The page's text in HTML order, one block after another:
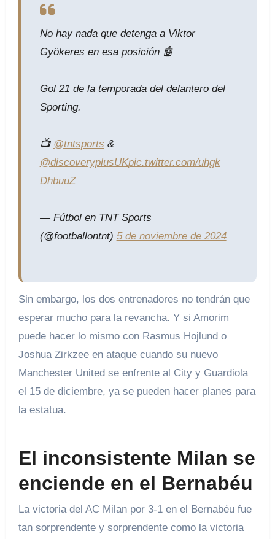
No hay nada que detenga a Viktor
Gyökeres en esa posición 🤖
Gol 21 de la temporada del delantero del
Sporting.
📺 @tntsports &
@discoveryplusUKpic.twitter.com/uhgk
DhbuuZ
— Fútbol en TNT Sports
(@footballontnt) 5 de noviembre de 2024
Sin embargo, los dos entrenadores no tendrán que
esperar mucho para la revancha. Y si Amorim
puede hacer lo mismo con Rasmus Hojlund o
Joshua Zirkzee en ataque cuando su nuevo
Manchester United se enfrente al City y Guardiola
el 15 de diciembre, ya se pueden hacer planes para
la estatua.
El inconsistente Milan se
enciende en el Bernabéu
La victoria del AC Milan por 3-1 en el Bernabéu fue
tan sorprendente y sorprendente como la victoria